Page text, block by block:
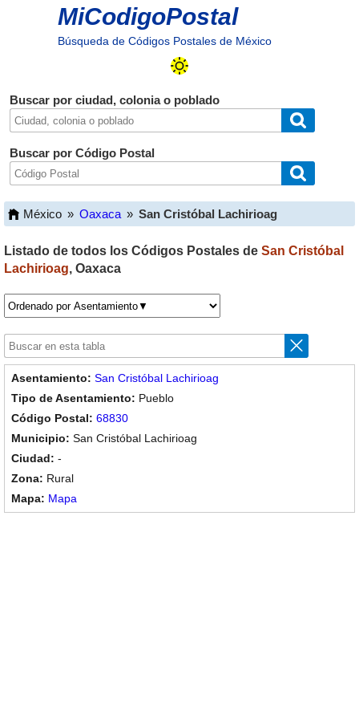
MiCodigoPostal
Búsqueda de Códigos Postales de México
Buscar por ciudad, colonia o poblado
Buscar por Código Postal
México » Oaxaca » San Cristóbal Lachirioag
Listado de todos los Códigos Postales de San Cristóbal
Lachirioag, Oaxaca
San Cristóbal Lachirioag
Pueblo
68830
San Cristóbal Lachirioag
-
Rural
Mapa